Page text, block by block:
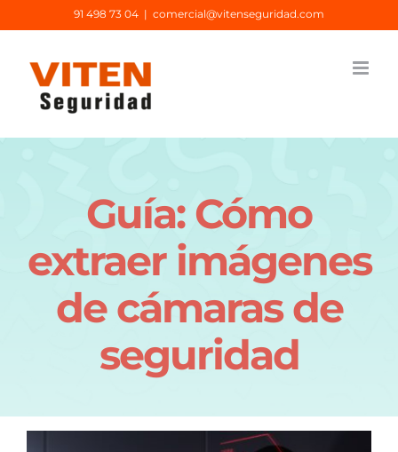
al
contenido
91 498 73 04 | comercial@vitenseguridad.com
Guía: Cómo
extraer imágenes
de cámaras de
seguridad